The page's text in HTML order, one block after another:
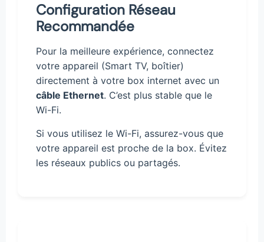
Configuration Réseau
Recommandée
Pour la meilleure expérience, connectez
votre appareil (Smart TV, boîtier)
directement à votre box internet avec un
câble Ethernet. C’est plus stable que le
Wi-Fi.
Si vous utilisez le Wi-Fi, assurez-vous que
votre appareil est proche de la box. Évitez
les réseaux publics ou partagés.